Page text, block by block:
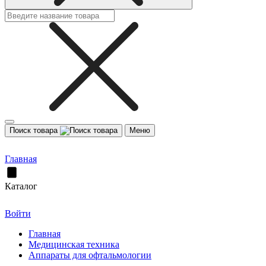
Поиск товара Меню
Главная
Каталог
Войти
Главная
Медицинская техника
Аппараты для офтальмологии